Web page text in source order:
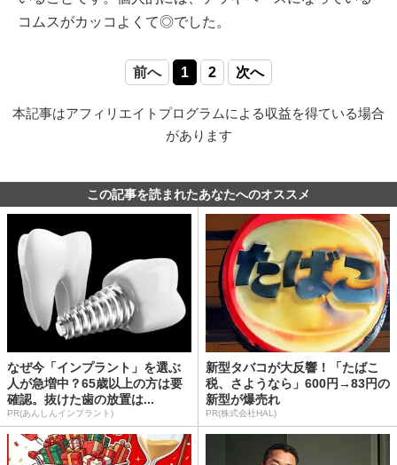
コムスがカッコよくて◎でした。
前へ 1 2 次へ
本記事はアフィリエイトプログラムによる収益を得ている場合
があります
この記事を読まれたあなたへのオススメ
なぜ今「インプラント」を選ぶ
人が急増中？65歳以上の方は要
確認。抜けた歯の放置は...
PR(あんしんインプラント)
新型タバコが大反響！「たばこ
税、さようなら」600円→83円の
新型が爆売れ
PR(株式会社HAL)